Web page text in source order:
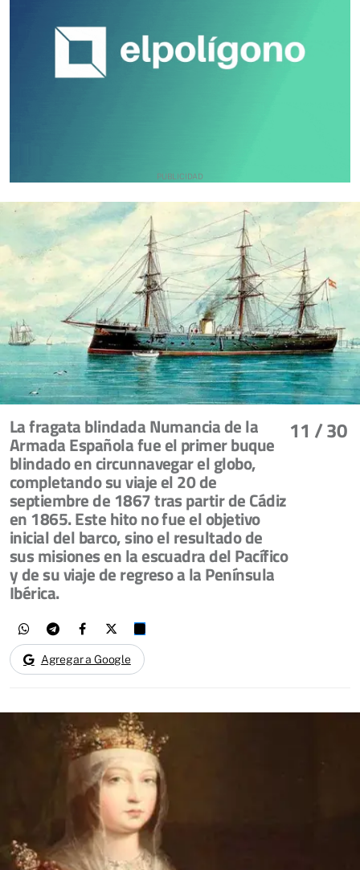
11 / 30
La fragata blindada Numancia de la
Armada Española fue el primer buque
blindado en circunnavegar el globo,
completando su viaje el 20 de
septiembre de 1867 tras partir de Cádiz
en 1865. Este hito no fue el objetivo
inicial del barco, sino el resultado de
sus misiones en la escuadra del Pacífico
y de su viaje de regreso a la Península
Ibérica.
Agregar a Google